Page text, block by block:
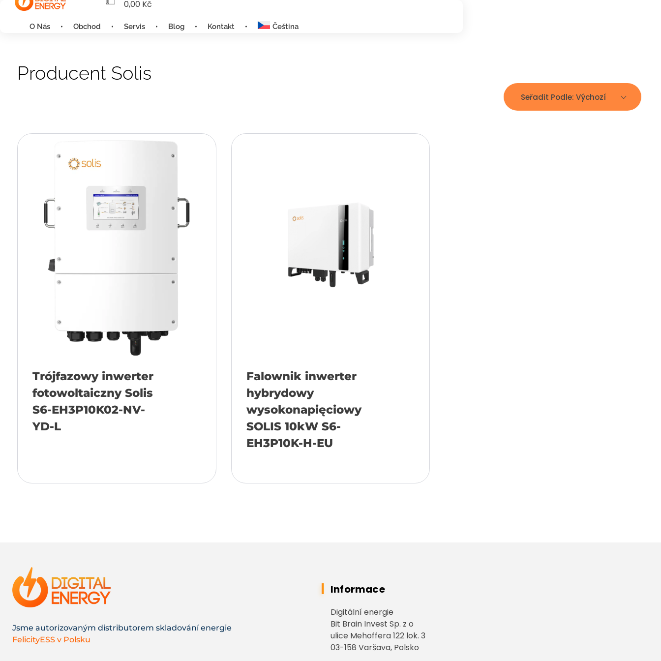
0,00 Kč
O Nás Obchod Servis Blog Kontakt Čeština
Producent Solis
Seřadit Podle: Výchozí
Trójfazowy inwerter
fotowoltaiczny Solis
S6-EH3P10K02-NV-
YD-L
Falownik inwerter
hybrydowy
wysokonapięciowy
SOLIS 10kW S6-
EH3P10K-H-EU
Jsme autorizovaným distributorem skladování energie
FelicityESS v Polsku
Informace
Digitální energie
Bit Brain Invest Sp. z o
ulice Mehoffera 122 lok. 3
03-158 Varšava, Polsko